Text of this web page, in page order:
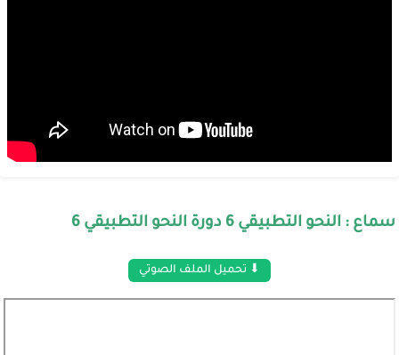
سماع : النحو التطبيقي 6 دورة النحو التطبيقي 6
⬇ تحميل الملف الصوتي